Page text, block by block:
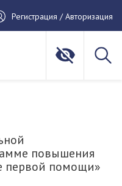
Регистрация / Авторизация
повышения
первой помощи»